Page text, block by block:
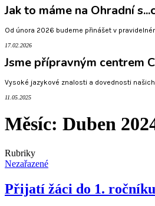
Jak to máme na Ohradní
Od února 2026 budeme přinášet v
17.02.2026
Jsme přípravným centrem
Vysoké jazykové znalosti a dovednosti
11.05.2025
Měsíc: Duben
Rubriky
Nezařazené
Přijatí žáci do 1. ročníku